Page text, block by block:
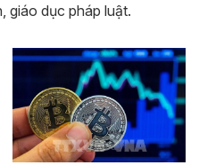
giáo dục pháp luật.